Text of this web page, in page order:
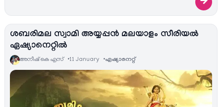
ശബരിമല സ്വാമി അയ്യപ്പൻ മലയാളം സീരിയല്‍
ഏഷ്യാനെറ്റില്‍
അനീഷ്‌ കെ എസ് 11 January ഏഷ്യാനെറ്റ്‌